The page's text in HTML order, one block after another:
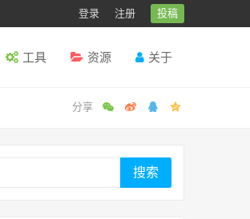
登录 注册 投稿
工具 资源 关于
搜索